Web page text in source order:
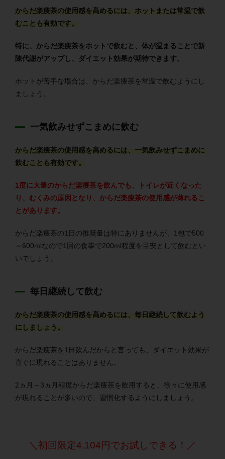
からだ楽痩茶の使用感を高めるには、ホットまたは常温で飲
むことも有効です。
特に、からだ楽痩茶をホットで飲むと、体が温まることで新
陳代謝がアップし、ダイエット効果が期待できます。
ホットが苦手な場合は、からだ楽痩茶を常温で飲むようにし
ましょう。
一気飲みせずこまめに飲む
からだ楽痩茶の使用感を高めるには、一気飲みせずこまめに
飲むことも有効です。
1度に大量のからだ楽痩茶を飲んでも、トイレが近くなった
り、むくみの原因となり、からだ楽痩茶の使用感が薄れるこ
とがあります。
からだ楽痩茶の1日の推奨量は特にありませんが、1包で500
～600mlなので1回の食事で200ml程度を目安として飲むとい
いでしょう。
毎日継続して飲む
からだ楽痩茶の使用感を高めるには、毎日継続して飲むよう
にしましょう。
からだ楽痩茶を1日飲んだからと言っても、ダイエット効果が
直ぐに現れることはありません。
2ヵ月～3ヵ月程度からだ楽痩茶を飲用すると、徐々に使用感
が現れることが多いので、習慣化するようにしましょう。
＼初回限定4,104円でお試しできる！／